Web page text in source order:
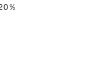
％